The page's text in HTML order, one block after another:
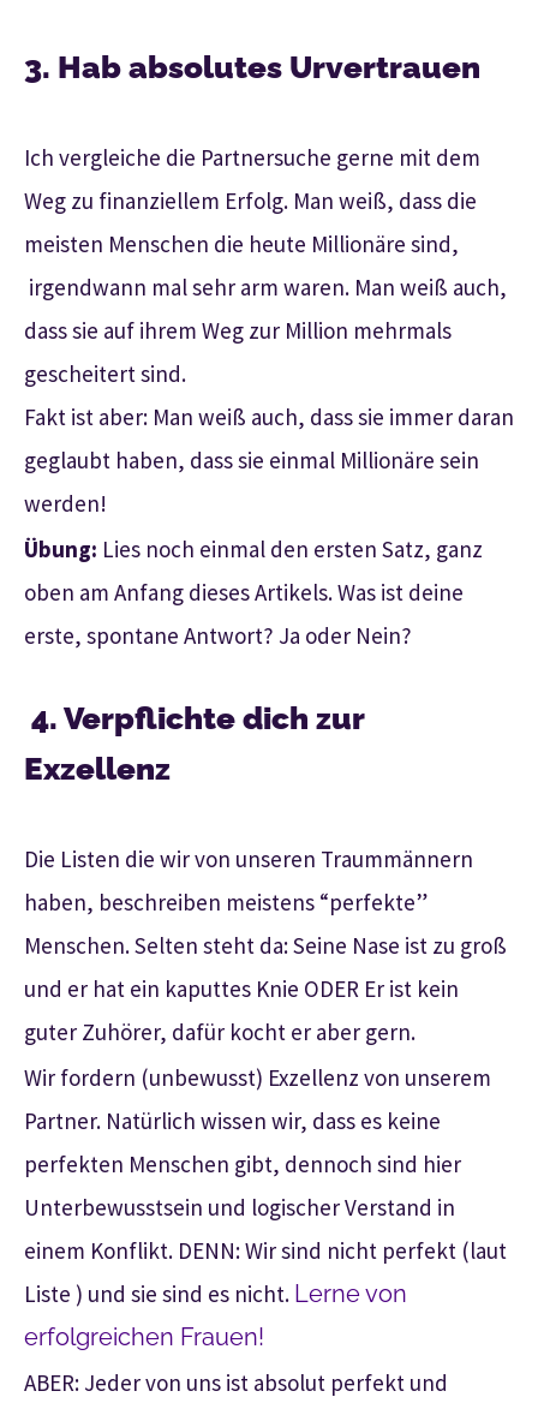
3. Hab absolutes Urvertrauen
Ich vergleiche die Partnersuche gerne mit dem
Weg zu finanziellem Erfolg. Man weiß, dass die
meisten Menschen die heute Millionäre sind,
irgendwann mal sehr arm waren. Man weiß auch,
dass sie auf ihrem Weg zur Million mehrmals
gescheitert sind.
Fakt ist aber: Man weiß auch, dass sie immer daran
geglaubt haben, dass sie einmal Millionäre sein
werden!
Übung: Lies noch einmal den ersten Satz, ganz
oben am Anfang dieses Artikels. Was ist deine
erste, spontane Antwort? Ja oder Nein?
4. Verpflichte dich zur
Exzellenz
Die Listen die wir von unseren Traummännern
haben, beschreiben meistens “perfekte”
Menschen. Selten steht da: Seine Nase ist zu groß
und er hat ein kaputtes Knie ODER Er ist kein
guter Zuhörer, dafür kocht er aber gern.
Wir fordern (unbewusst) Exzellenz von unserem
Partner. Natürlich wissen wir, dass es keine
perfekten Menschen gibt, dennoch sind hier
Unterbewusstsein und logischer Verstand in
einem Konflikt. DENN: Wir sind nicht perfekt (laut
Liste ) und sie sind es nicht. Lerne von
erfolgreichen Frauen!
ABER: Jeder von uns ist absolut perfekt und